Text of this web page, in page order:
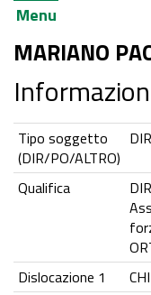
Menu
MARIANO
Tipo soggetto
(DIR/PO/ALTRO)
DIR
Qualifica
Dislocazione 1